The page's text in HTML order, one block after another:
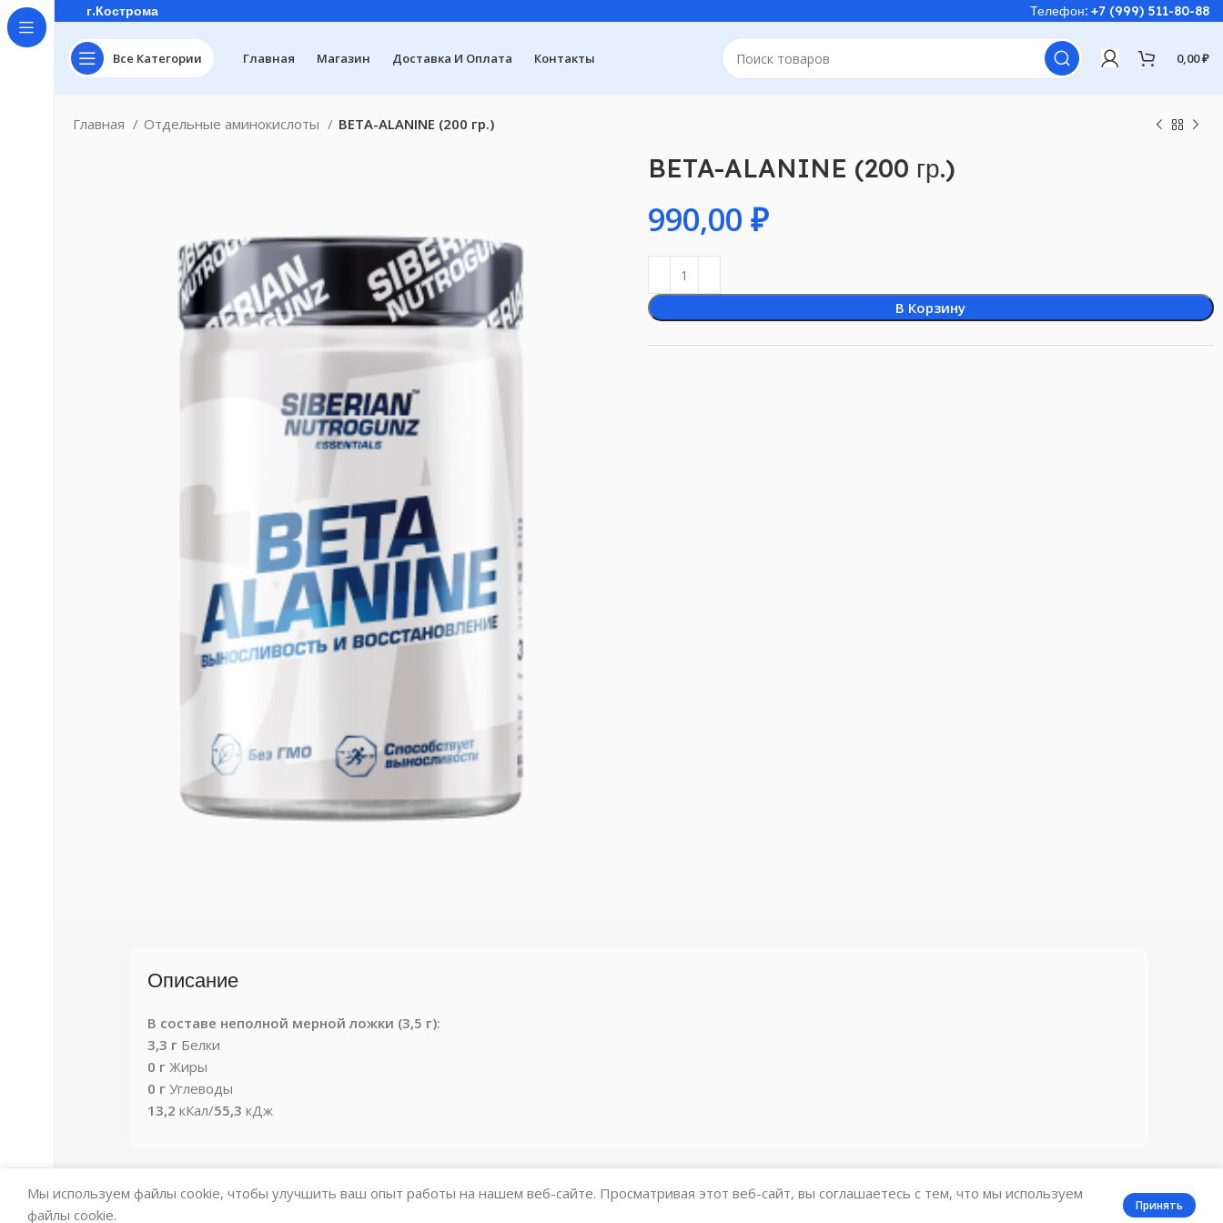
г.Кострома Телефон: +7 (999) 511-80-88
Все Категории Главная Магазин Доставка И Оплата Контакты 0,00₽
Главная Отдельные аминокислоты BETA-ALANINE (200 гр.)
BETA-ALANINE (200 гр.)
₽
В Корзину
Описание
В составе неполной мерной ложки (3,5 г):
3,3 г Белки
0 г Жиры
0 г Углеводы
13,2 кКал/55,3 кДж
Мы используем файлы cookie, чтобы улучшить ваш опыт работы на нашем веб-сайте. Просматривая этот веб-сайт, вы соглашаетесь с тем, что мы используем
файлы cookie.
Принять